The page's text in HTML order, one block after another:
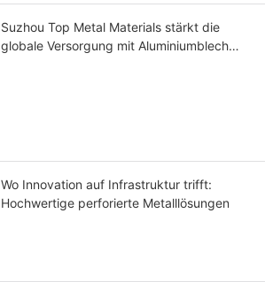
Suzhou Top Metal Materials stärkt die
globale Versorgung mit Aluminiumblech
Wo Innovation auf Infrastruktur trifft:
Hochwertige perforierte Metalllösungen